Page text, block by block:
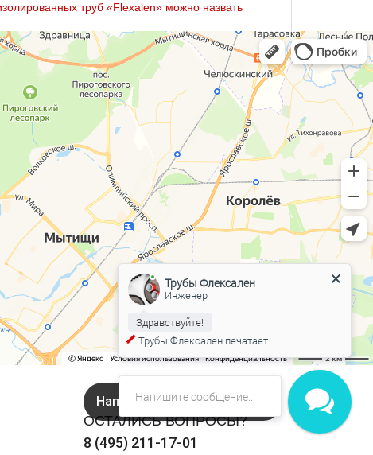
труб «Flexalen» можно назвать
ОСТАЛИСЬ ВОПРОСЫ?
8 (495) 211-17-01
Напишите нам в Онлайн чат!
Трубы Флексален
Инженер
Здравствуйте!
Трубы Флексален печатает...